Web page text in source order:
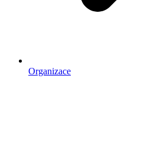
Organizace